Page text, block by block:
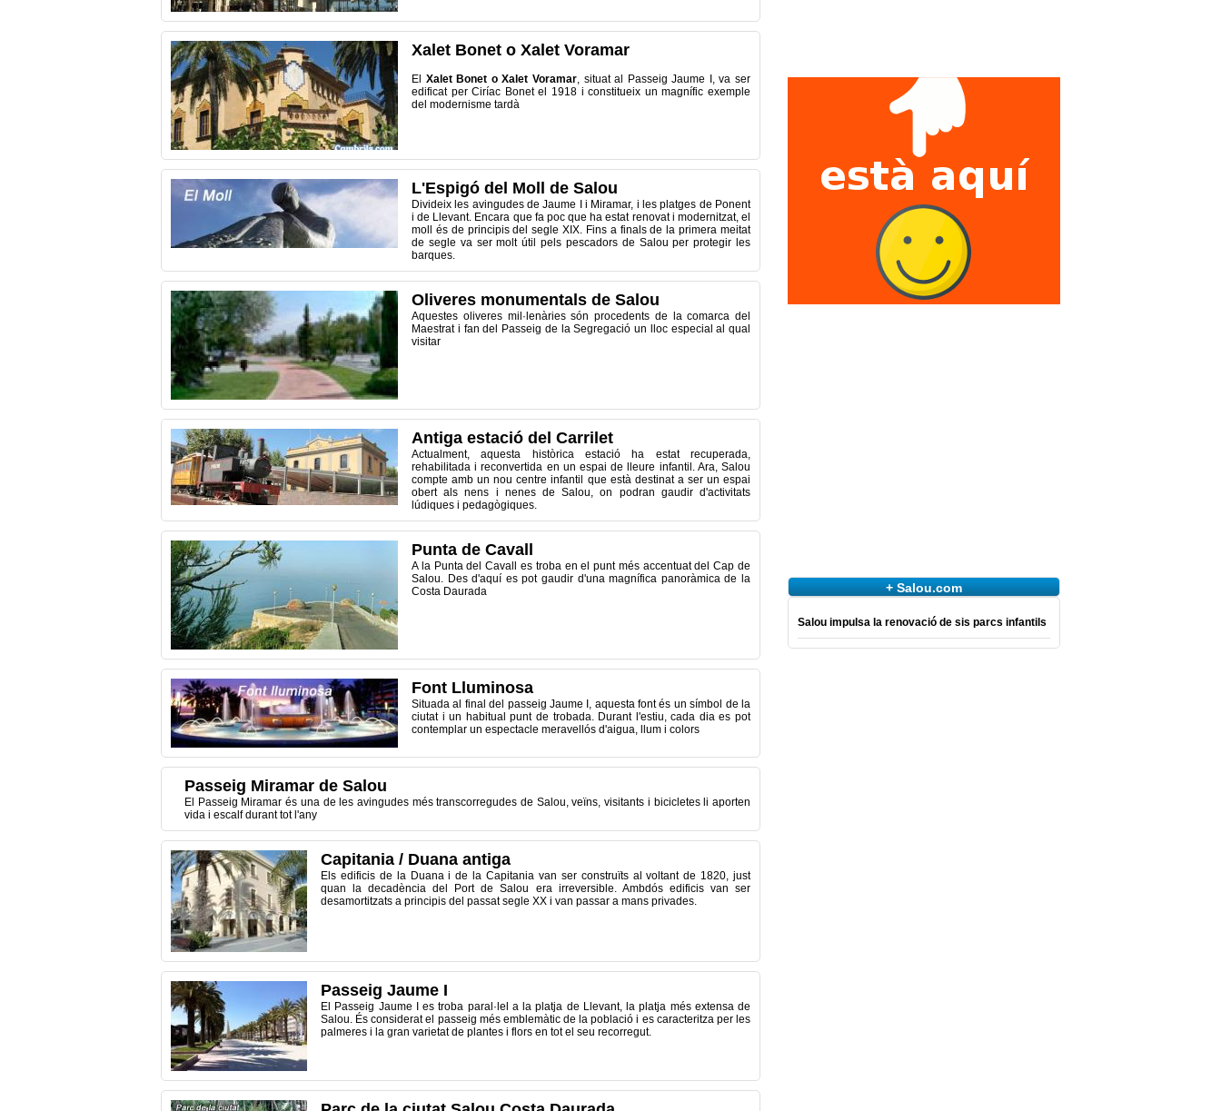
Xalet Bonet o Xalet Voramar
El Xalet Bonet o Xalet Voramar, situat al Passeig Jaume I, va ser
edificat per Ciríac Bonet el 1918 i constitueix un magnífic exemple
del modernisme tardà
L'Espigó del Moll de Salou
Divideix les avingudes de Jaume I i Miramar, i les platges de Ponent
i de Llevant. Encara que fa poc que ha estat renovat i modernitzat, el
moll és de principis del segle XIX. Fins a finals de la primera meitat
de segle va ser molt útil pels pescadors de Salou per protegir les
barques.
Oliveres monumentals de Salou
Aquestes oliveres mil·lenàries són procedents de la comarca del
Maestrat i fan del Passeig de la Segregació un lloc especial al qual
visitar
Antiga estació del Carrilet
Actualment, aquesta històrica estació ha estat recuperada,
rehabilitada i reconvertida en un espai de lleure infantil. Ara, Salou
compte amb un nou centre infantil que està destinat a ser un espai
obert als nens i nenes de Salou, on podran gaudir d'activitats
lúdiques i pedagògiques.
Punta de Cavall
A la Punta del Cavall es troba en el punt més accentuat del Cap de
Salou. Des d'aquí es pot gaudir d'una magnífica panoràmica de la
Costa Daurada
Font Lluminosa
Situada al final del passeig Jaume I, aquesta font és un símbol de la
ciutat i un habitual punt de trobada. Durant l'estiu, cada dia es pot
contemplar un espectacle meravellós d'aigua, llum i colors
Passeig Miramar de Salou
El Passeig Miramar és una de les avingudes més transcorregudes de Salou, veïns, visitants i bicicletes li aporten
vida i escalf durant tot l'any
Capitania / Duana antiga
Els edificis de la Duana i de la Capitania van ser construïts al voltant de 1820, just
quan la decadència del Port de Salou era irreversible. Ambdós edificis van ser
desamortitzats a principis del passat segle XX i van passar a mans privades.
Passeig Jaume I
El Passeig Jaume I es troba paral·lel a la platja de Llevant, la platja més extensa de
Salou. És considerat el passeig més emblemàtic de la població i es caracteritza per les
palmeres i la gran varietat de plantes i flors en tot el seu recorregut.
+ Salou.com
Salou impulsa la renovació de sis parcs infantils